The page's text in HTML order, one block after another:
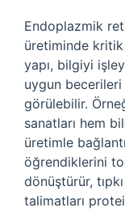
Endoplazmik
üretiminde
yapı, bilgiyi
uygun
görülebilir.
sanatları hem
üretimle
öğrendiklerini
dönüştürür,
talimatları